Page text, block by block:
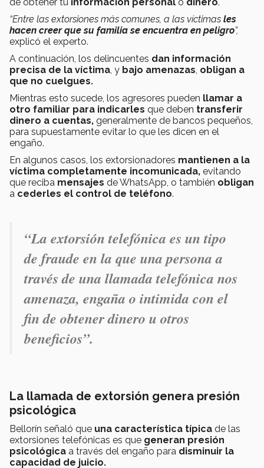
“Entre las extorsiones más comunes, a las víctimas les
hacen creer que su familia se encuentra en peligro”,
explicó el experto.
A continuación, los delincuentes dan información
precisa de la víctima, y bajo amenazas, obligan a
que no cuelgues.
Mientras esto sucede, los agresores pueden llamar a
otro familiar para indicarles que deben transferir
dinero a cuentas, generalmente de bancos pequeños,
para supuestamente evitar lo que les dicen en el
engaño.
En algunos casos, los extorsionadores mantienen a la
víctima completamente incomunicada, evitando
que reciba mensajes de WhatsApp, o también obligan
a cederles el control de teléfono.
“La extorsión telefónica es un tipo
de fraude en la que una persona a
través de una llamada telefónica nos
amenaza, engaña o intimida con el
fin de obtener dinero u otros
beneficios”.
La llamada de extorsión genera presión
psicológica
Bellorín señaló que una característica típica de las
extorsiones telefónicas es que generan presión
psicológica a través del engaño para disminuir la
capacidad de juicio.